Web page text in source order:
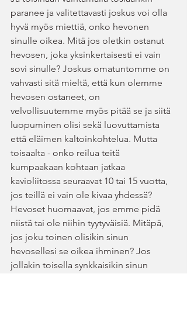
paranee ja valitettavasti joskus voi olla
hyvä myös miettiä, onko hevonen
sinulle oikea. Mitä jos oletkin ostanut
hevosen, joka yksinkertaisesti ei vain
sovi sinulle? Joskus omatuntomme on
vahvasti sitä mieltä, että kun olemme
hevosen ostaneet, on
velvollisuutemme myös pitää se ja siitä
luopuminen olisi sekä luovuttamista
että eläimen kaltoinkohtelua. Mutta
toisaalta - onko reilua teitä
kumpaakaan kohtaan jatkaa
kavioliitossa seuraavat 10 tai 15 vuotta,
jos teillä ei vain ole kivaa yhdessä?
Hevoset huomaavat, jos emme pidä
niistä tai ole niihin tyytyväisiä. Mitäpä,
jos joku toinen olisikin sinun
hevosellesi se oikea ihminen? Jos
jollakin toisella synkkaisikin sinun